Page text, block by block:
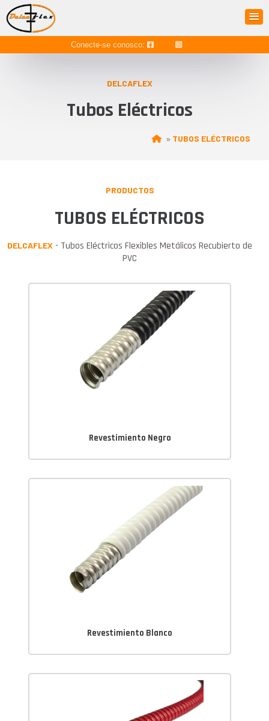
Conecte-se conosco:
DELCAFLEX
Tubos Eléctricos
» TUBOS ELÉCTRICOS
PRODUCTOS
TUBOS ELÉCTRICOS
DELCAFLEX - Tubos Eléctricos Flexibles Metálicos Recubierto de
PVC
Revestimiento Negro
Revestimiento Blanco